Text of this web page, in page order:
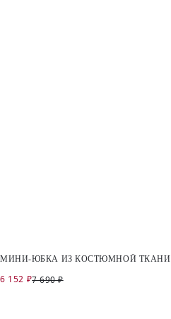
МИНИ-ЮБКА ИЗ КОСТЮМНОЙ ТКАНИ
6 152 ₽7 690 ₽